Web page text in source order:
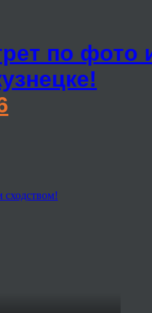
по фото
сходством!